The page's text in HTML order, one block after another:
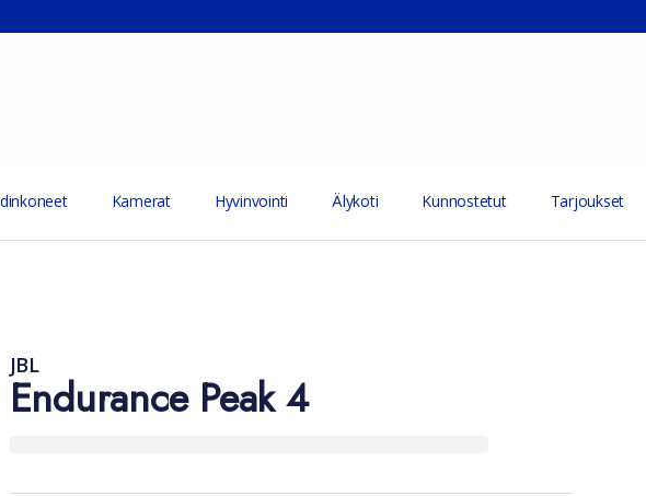
Kamerat Hyvinvointi Älykoti Kunnostetut Tarjoukset
JBL
Endurance Peak 4